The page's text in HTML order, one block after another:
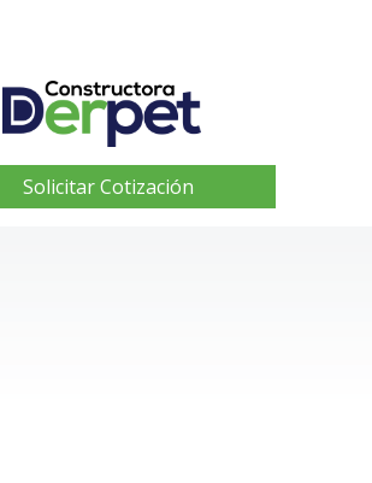
Solicitar Cotización